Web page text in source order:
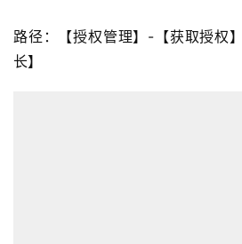
路径：【授权管理】-【获取授权
长】